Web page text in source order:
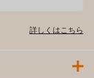
詳しくはこちら